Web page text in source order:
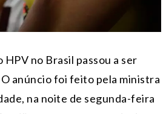
no Brasil passou a ser
anúncio foi feito pela ministra
na noite de segunda-feira